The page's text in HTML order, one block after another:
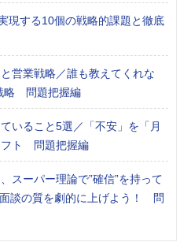
現する10個の戦略的課題と徹底
営業戦略／誰も教えてくれな
略 問題把握編
いること5選／「不安」を「月
フト 問題把握編
スーパー理論で”確信”を持って
談の質を劇的に上げよう！ 問